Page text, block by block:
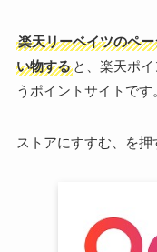
楽天リーベイツのペ
い物すると、楽天ポ
うポイントサイトです
ストアにすすむ、を押